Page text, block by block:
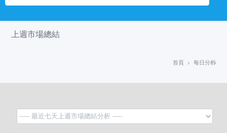
上週市場總結
首頁 每日分析